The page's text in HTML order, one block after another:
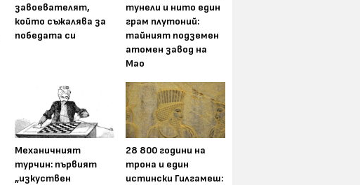
завоевателят,
който съжалява за
победата си
тунели и нито един
грам плутоний:
тайният подземен
атомен завод на
Мао
Механичният
турчин: първият
„изкуствен
28 800 години на
трона и един
истински Гилгамеш: